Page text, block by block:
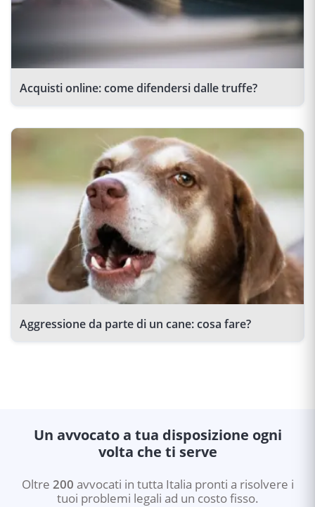
Acquisti online: come difendersi dalle truffe?
Aggressione da parte di un cane: cosa fare?
Un avvocato a tua disposizione ogni
volta che ti serve
Oltre 200 avvocati in tutta Italia pronti a risolvere i
tuoi problemi legali ad un costo fisso.